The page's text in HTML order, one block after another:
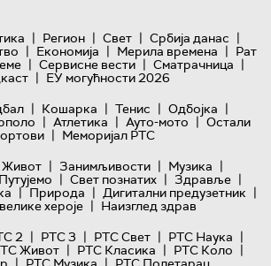
| Регион | Свет | Србија данас |
| Економија | Мерила времена | Рат
| Сервисне вести | Сматрачница |
| ЕУ могућности 2026
| Кошарка | Тенис | Одбојка |
| Атлетика | Ауто-мото | Остали
| Меморијал РТС
Живот | Занимљивости | Музика |
Путујемо | Свет познатих | Здравље |
| Природа | Дигитални предузетник |
хероје | Наизглед здрав
2 | РТС 3 | РТС Свет | РТС Наука |
Живот | РТС Класика | РТС Коло |